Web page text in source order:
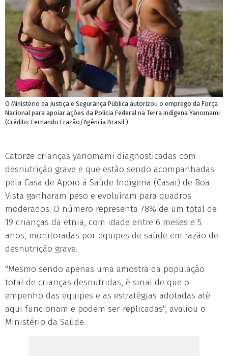
O Ministério da Justiça e Segurança Pública autorizou o emprego da Força
Nacional para apoiar ações da Polícia Federal na Terra Indígena Yanomami
(Crédito: Fernando Frazão/Agência Brasil )
Catorze crianças yanomami diagnosticadas com
desnutrição grave e que estão sendo acompanhadas
pela Casa de Apoio à Saúde Indígena (Casai) de Boa
Vista ganharam peso e evoluíram para quadros
moderados. O número representa 78% de um total de
19 crianças da etnia, com idade entre 6 meses e 5
anos, monitoradas por equipes de saúde em razão de
desnutrição grave.
"Mesmo sendo apenas uma amostra da população
total de crianças desnutridas, é sinal de que o
empenho das equipes e as estratégias adotadas até
aqui funcionam e podem ser replicadas", avaliou o
Ministério da Saúde.